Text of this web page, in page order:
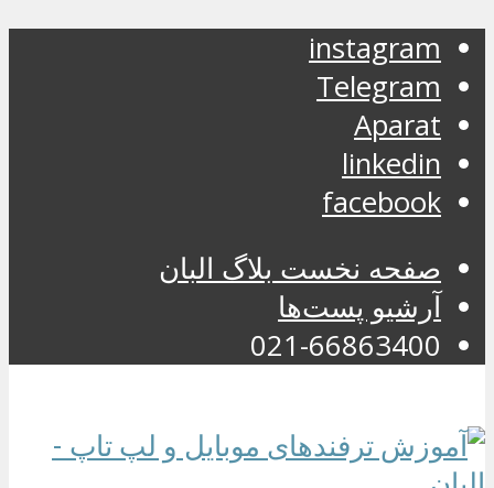
instagram
Telegram
Aparat
linkedin
facebook
صفحه نخست بلاگ البان
آرشیو پست‌ها
021-66863400